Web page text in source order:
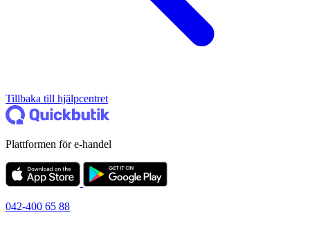
Tillbaka till hjälpcentret
Plattformen för e-handel
042-400 65 88